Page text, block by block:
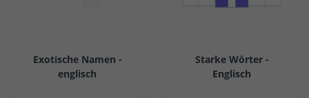
Exotische Namen -
englisch
Starke Wörter -
Englisch